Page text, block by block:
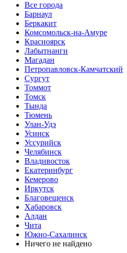
Все города
Барнаул
Беркакит
Комсомольск-на-Амуре
Красноярск
Лабытнанги
Магадан
Петропавловск-Камчатский
Сургут
Томмот
Томск
Тында
Тюмень
Улан-Удэ
Усинск
Уссурийск
Челябинск
Владивосток
Екатеринбург
Кемерово
Иркутск
Благовещенск
Хабаровск
Алдан
Чита
Южно-Сахалинск
Ничего не найдено